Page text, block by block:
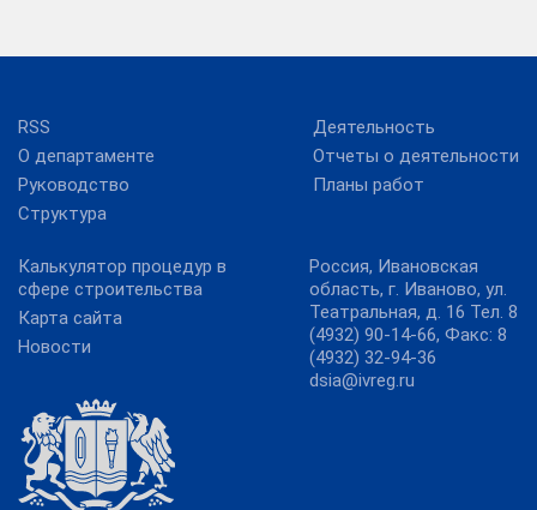
RSS
О департаменте
Руководство
Структура
Деятельность
Отчеты о деятельности
Планы работ
Калькулятор процедур в
сфере строительства
Карта сайта
Новости
Россия, Ивановская
область, г. Иваново, ул.
Театральная, д. 16 Тел. 8
(4932) 90-14-66, Факс: 8
(4932) 32-94-36
dsia@ivreg.ru